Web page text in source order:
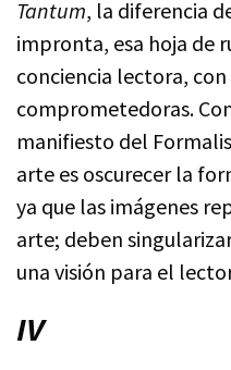
Tantum, la diferencia
impronta, esa hoja de
conciencia lectora,
comprometedoras.
manifiesto del
arte es oscurecer la
ya que las imágenes
arte; deben
una visión para el
IV